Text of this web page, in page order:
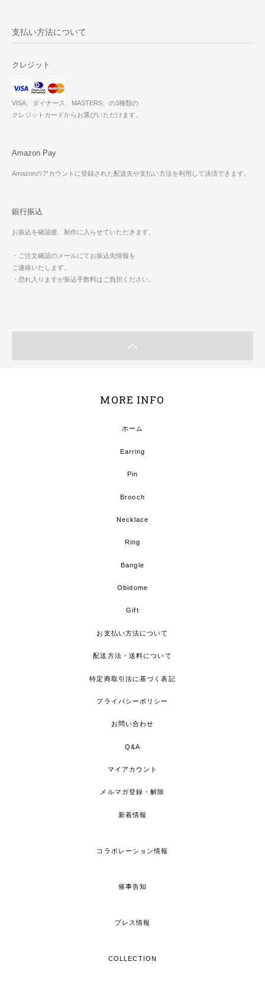
支払い方法について
クレジット
VISA、ダイナース、MASTERS、の3種類の
クレジットカードからお選びいただけます。
Amazon Pay
Amazonのアカウントに登録された配送先や支払い方法を利用して決済できます。
銀行振込
お振込を確認後、制作に入らせていただきます。
・ご注文確認のメールにてお振込先情報を
ご連絡いたします。
・恐れ入りますが振込手数料はご負担ください。
MORE INFO
ホーム
Earring
Pin
Brooch
Necklace
Ring
Bangle
Obidome
Gift
お支払い方法について
配送方法・送料について
特定商取引法に基づく表記
プライバシーポリシー
お問い合わせ
Q&A
マイアカウント
メルマガ登録・解除
新着情報
コラボレーション情報
催事告知
プレス情報
COLLECTION